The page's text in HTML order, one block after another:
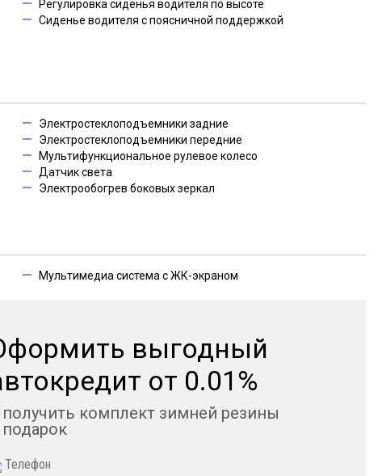
Регулировка сиденья водителя по высоте
Сиденье водителя с поясничной поддержкой
Электростеклоподъемники задние
Электростеклоподъемники передние
Мультифункциональное рулевое колесо
Датчик света
Электрообогрев боковых зеркал
Мультимедиа система с ЖК-экраном
выгодный
от 0.01%
получить комплект зимней резины
подарок